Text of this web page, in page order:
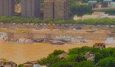
조직현황
회사위치안내
수상실적